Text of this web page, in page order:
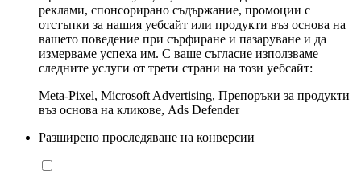
реклами, спонсорирано съдържание, промоции с
отстъпки за нашия уебсайт или продукти въз основа на
вашето поведение при сърфиране и пазаруване и да
измерваме успеха им. С ваше съгласие използваме
следните услуги от трети страни на този уебсайт:
Meta-Pixel, Microsoft Advertising, Препоръки за продукти
въз основа на кликове, Ads Defender
Разширено проследяване на конверсии